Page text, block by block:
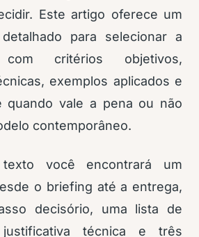
Este artigo oferece um
para selecionar a
critérios objetivos,
exemplos aplicados e
quando vale a pena ou não
contemporâneo.
você encontrará um
o briefing até a entrega,
decisório, uma lista de
técnica e três